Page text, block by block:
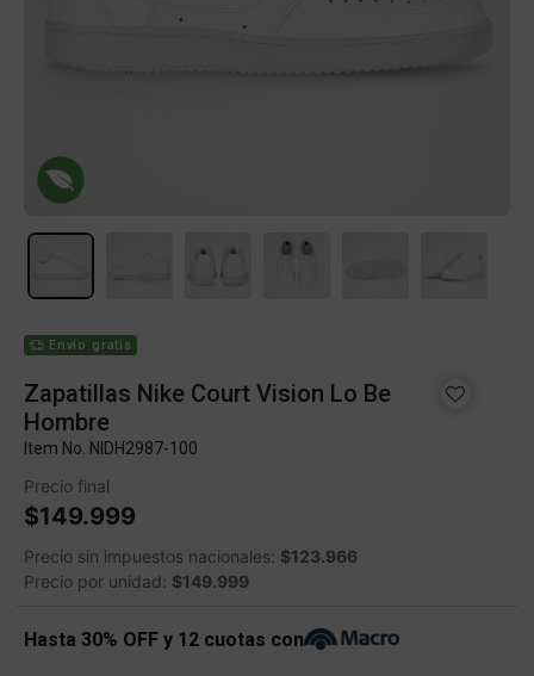
Envío gratis
Zapatillas Nike Court Vision Lo Be
Hombre
Item No. NIDH2987-100
Precio final
$149.999
Precio sin impuestos nacionales: $123.966
Precio por unidad: $149.999
Hasta 30% OFF y 12 cuotas con